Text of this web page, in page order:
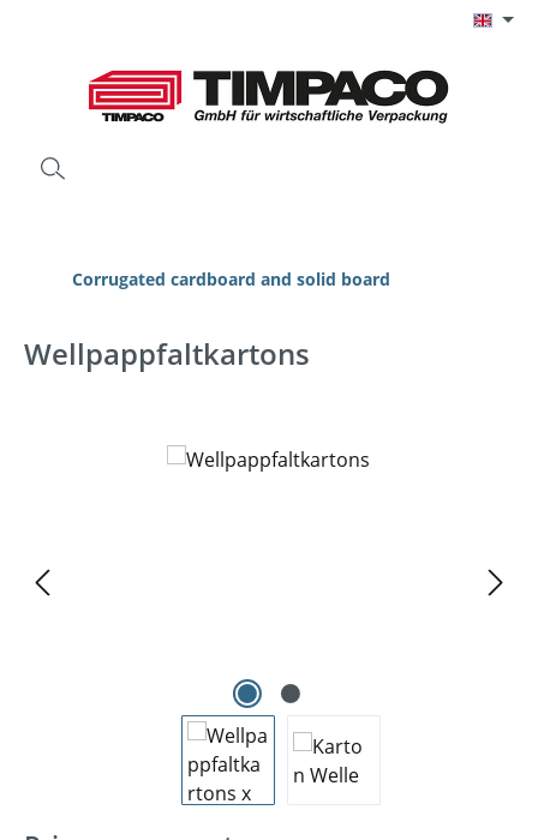
Corrugated cardboard and solid board
Wellpappfaltkartons
Skip image gallery